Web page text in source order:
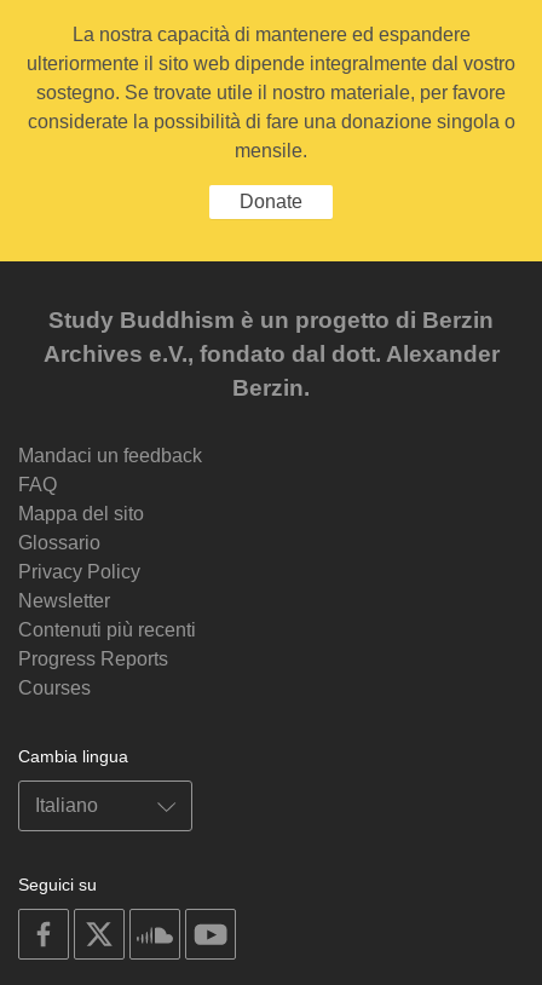
La nostra capacità di mantenere ed espandere
ulteriormente il sito web dipende integralmente dal vostro
sostegno. Se trovate utile il nostro materiale, per favore
considerate la possibilità di fare una donazione singola o
mensile.
Donate
Study Buddhism è un progetto di Berzin
Archives e.V., fondato dal dott. Alexander
Berzin.
Mandaci un feedback
FAQ
Mappa del sito
Glossario
Privacy Policy
Newsletter
Contenuti più recenti
Progress Reports
Courses
Cambia lingua
Seguici su
on
facebook
soundcloud